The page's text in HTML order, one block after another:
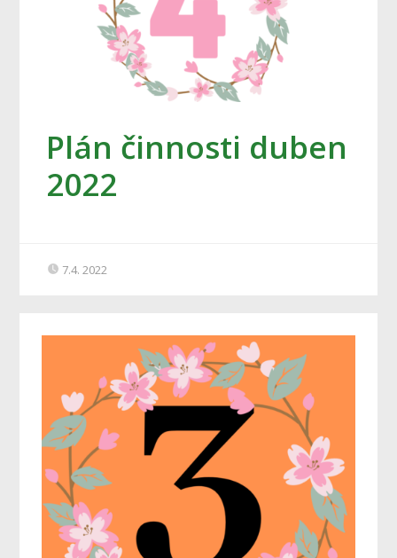
Plán činnosti duben
2022
7.4. 2022